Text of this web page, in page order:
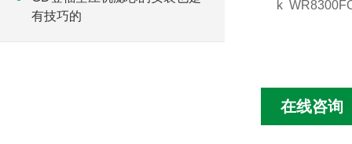
有技巧的
k
在线咨询